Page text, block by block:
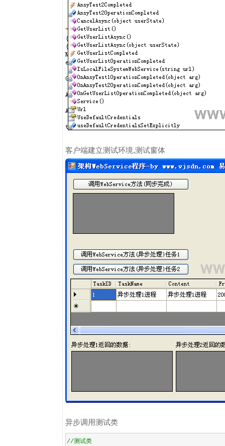
客户端建立测试环境,测试窗体
异步调用测试类
//测试类